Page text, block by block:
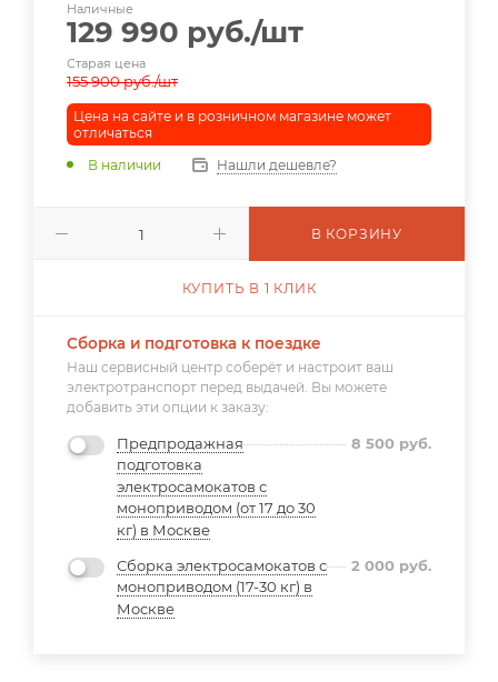
Наличные
129 990 руб./шт
Старая цена
155 900руб./шт
Цена на сайте и в розничном магазине может
отличаться
В наличии
Нашли дешевле?
В КОРЗИНУ
КУПИТЬ В 1 КЛИК
Сборка и подготовка к поездке
Наш сервисный центр соберёт и настроит ваш
электротранспорт перед выдачей. Вы можете
добавить эти опции к заказу:
Предпродажная
подготовка
электросамокатов с
моноприводом (от 17 до 30
кг) в Москве
8 500 руб.
Сборка электросамокатов с
моноприводом (17-30 кг) в
Москве
2 000 руб.